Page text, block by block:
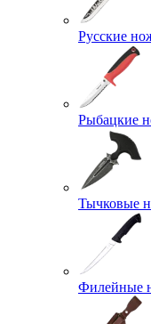
Русские
Рыбацкие
Тычковые
Филейные